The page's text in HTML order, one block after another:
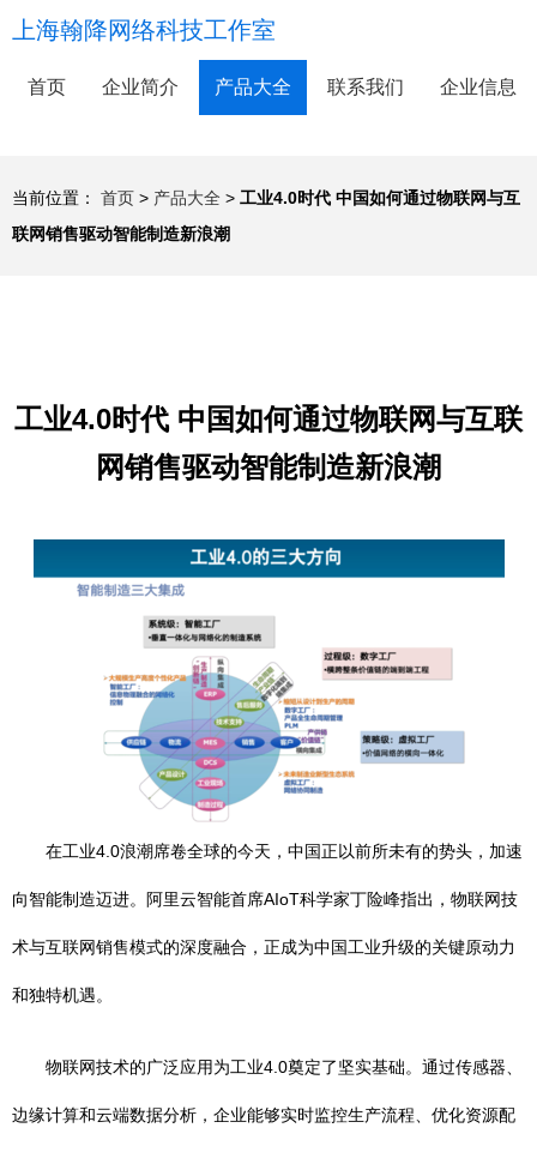
上海翰降网络科技工作室
首页 企业简介 产品大全 联系我们 企业信息
当前位置： 首页 > 产品大全 > 工业4.0时代 中国如何通过物联网与互
联网销售驱动智能制造新浪潮
工业4.0时代 中国如何通过物联网与互联
网销售驱动智能制造新浪潮
在工业4.0浪潮席卷全球的今天，中国正以前所未有的势头，加速
向智能制造迈进。阿里云智能首席AIoT科学家丁险峰指出，物联网技
术与互联网销售模式的深度融合，正成为中国工业升级的关键原动力
和独特机遇。
物联网技术的广泛应用为工业4.0奠定了坚实基础。通过传感器、
边缘计算和云端数据分析，企业能够实时监控生产流程、优化资源配